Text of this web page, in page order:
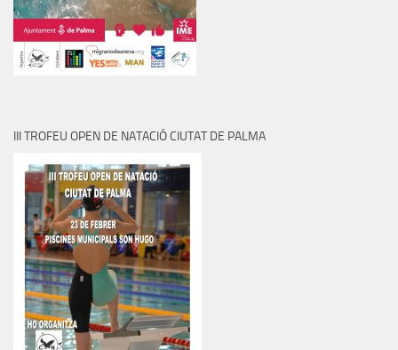
III TROFEU OPEN DE NATACIÓ CIUTAT DE PALMA